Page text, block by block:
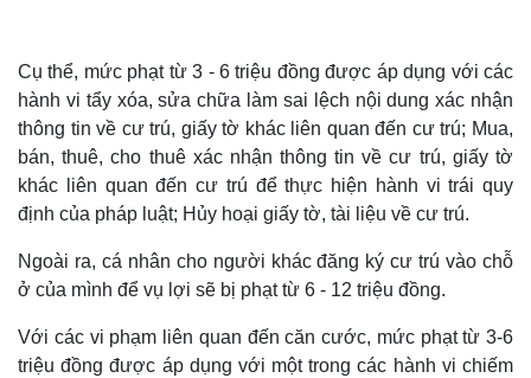
Cụ thể, mức phạt từ 3 - 6 triệu đồng được áp dụng với các
hành vi tẩy xóa, sửa chữa làm sai lệch nội dung xác nhận
thông tin về cư trú, giấy tờ khác liên quan đến cư trú; Mua,
bán, thuê, cho thuê xác nhận thông tin về cư trú, giấy tờ
khác liên quan đến cư trú để thực hiện hành vi trái quy
định của pháp luật; Hủy hoại giấy tờ, tài liệu về cư trú.
Ngoài ra, cá nhân cho người khác đăng ký cư trú vào chỗ
ở của mình để vụ lợi sẽ bị phạt từ 6 - 12 triệu đồng.
Với các vi phạm liên quan đến căn cước, mức phạt từ 3-6
triệu đồng được áp dụng với một trong các hành vi chiếm